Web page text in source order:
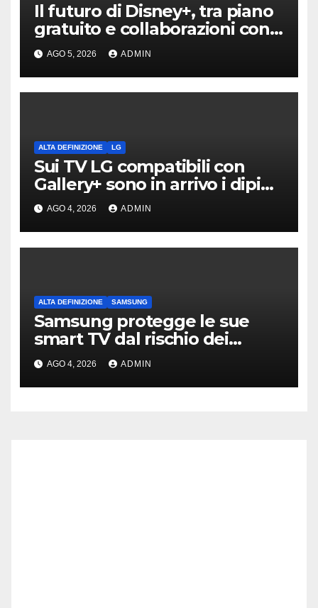
Il futuro di Disney+, tra piano
gratuito e collaborazioni con
TikTok
AGO 5, 2026 ADMIN
ALTA DEFINIZIONE LG
Sui TV LG compatibili con
Gallery+ sono in arrivo i dipinti
di Bob Ross
AGO 4, 2026 ADMIN
ALTA DEFINIZIONE SAMSUNG
Samsung protegge le sue
smart TV dal rischio dei
“Residential Proxy”
AGO 4, 2026 ADMIN